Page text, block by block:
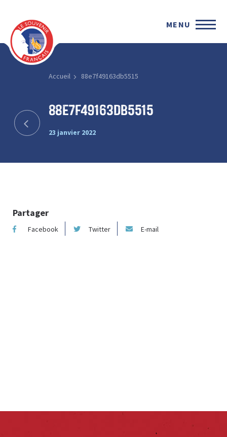
MENU
Accueil 88e7f49163db5515
88e7f49163db5515
23 janvier 2022
Partager
Facebook Twitter E-mail